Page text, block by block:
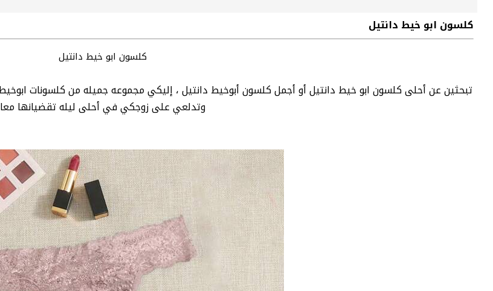
كلسون ابو خيط دانتيل
كلسون ابو خيط دانتيل
تبحثين عن أحلى كلسون ابو خيط دانتيل أو أجمل كلسون أبوخيط دانتيل ، إليكي مجموعه جميله من كلسونات
وتدلعي على زوجكي في أحلى ليله تقضيانها معا